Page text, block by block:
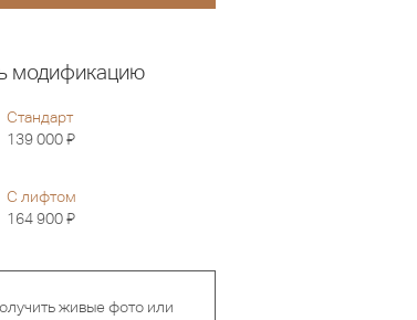
модификацию
Стандарт
139 000Я
С лифтом
164 900Я
живые фото или